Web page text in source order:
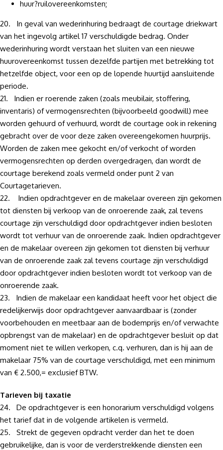
huur?ruilovereenkomsten;
20. In geval van wederinhuring bedraagt de courtage driekwart
van het ingevolg artikel 17 verschuldigde bedrag. Onder
wederinhuring wordt verstaan het sluiten van een nieuwe
huurovereenkomst tussen dezelfde partijen met betrekking tot
hetzelfde object, voor een op de lopende huurtijd aansluitende
periode.
21. Indien er roerende zaken (zoals meubilair, stoffering,
inventaris) of vermogensrechten (bijvoorbeeld goodwill) mee
worden gehuurd of verhuurd, wordt de courtage ook in rekening
gebracht over de voor deze zaken overeengekomen huurprijs.
Worden de zaken mee gekocht en/of verkocht of worden
vermogensrechten op derden overgedragen, dan wordt de
courtage berekend zoals vermeld onder punt 2 van
Courtagetarieven.
22. Indien opdrachtgever en de makelaar overeen zijn gekomen
tot diensten bij verkoop van de onroerende zaak, zal tevens
courtage zijn verschuldigd door opdrachtgever indien besloten
wordt tot verhuur van de onroerende zaak. Indien opdrachtgever
en de makelaar overeen zijn gekomen tot diensten bij verhuur
van de onroerende zaak zal tevens courtage zijn verschuldigd
door opdrachtgever indien besloten wordt tot verkoop van de
onroerende zaak.
23. Indien de makelaar een kandidaat heeft voor het object die
redelijkerwijs door opdrachtgever aanvaardbaar is (zonder
voorbehouden en meetbaar aan de bodemprijs en/of verwachte
opbrengst van de makelaar) en de opdrachtgever besluit op dat
moment niet te willen verkopen, c.q. verhuren, dan is hij aan de
makelaar 75% van de courtage verschuldigd, met een minimum
van € 2.500,= exclusief BTW.
Tarieven bij taxatie
24. De opdrachtgever is een honorarium verschuldigd volgens
het tarief dat in de volgende artikelen is vermeld.
25. Strekt de gegeven opdracht verder dan het te doen
gebruikelijke, dan is voor de verderstrekkende diensten een